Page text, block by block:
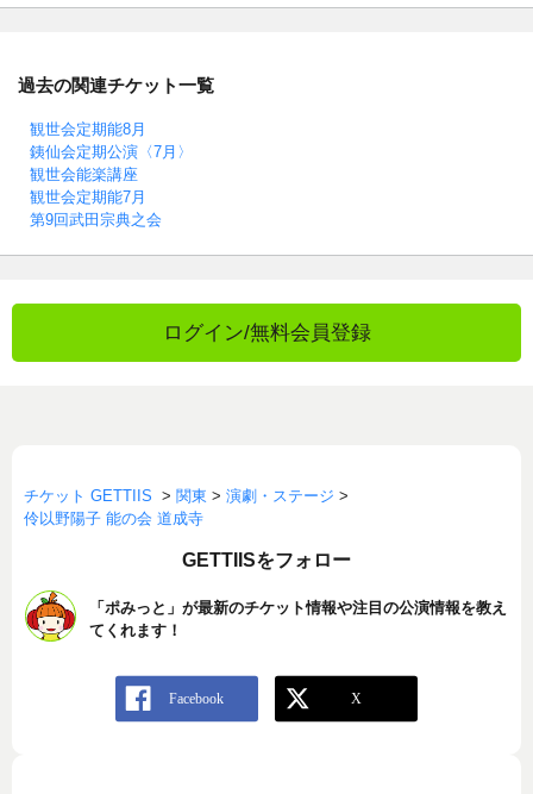
過去の関連チケット一覧
観世会定期能8月
銕仙会定期公演〈7月〉
観世会能楽講座
観世会定期能7月
第9回武田宗典之会
ログイン/無料会員登録
チケット GETTIIS > 関東 > 演劇・ステージ >
伶以野陽子 能の会 道成寺
GETTIISをフォロー
「ポみっと」が最新のチケット情報や注目の公演情報を教え
てくれます！